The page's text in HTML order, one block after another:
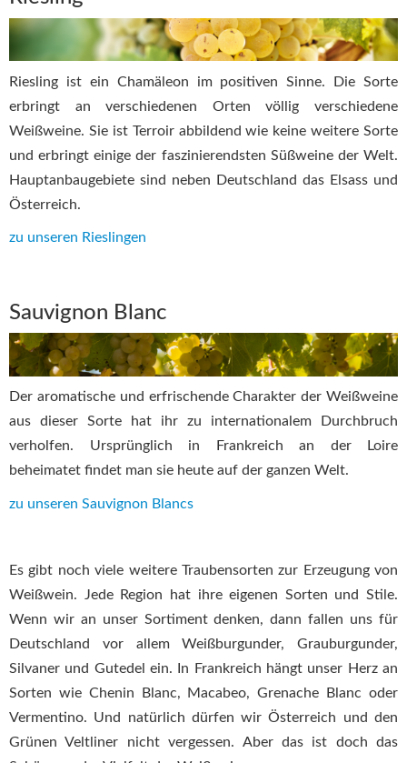
Riesling ist ein Chamäleon im positiven Sinne. Die Sorte
erbringt an verschiedenen Orten völlig verschiedene
Weißweine. Sie ist Terroir abbildend wie keine weitere Sorte
und erbringt einige der faszinierendsten Süßweine der Welt.
Hauptanbaugebiete sind neben Deutschland das Elsass und
Österreich.
zu unseren Rieslingen
Sauvignon Blanc
Der aromatische und erfrischende Charakter der Weißweine
aus dieser Sorte hat ihr zu internationalem Durchbruch
verholfen. Ursprünglich in Frankreich an der Loire
beheimatet findet man sie heute auf der ganzen Welt.
zu unseren Sauvignon Blancs
Es gibt noch viele weitere Traubensorten zur Erzeugung von
Weißwein. Jede Region hat ihre eigenen Sorten und Stile.
Wenn wir an unser Sortiment denken, dann fallen uns für
Deutschland vor allem Weißburgunder, Grauburgunder,
Silvaner und Gutedel ein. In Frankreich hängt unser Herz an
Sorten wie Chenin Blanc, Macabeo, Grenache Blanc oder
Vermentino. Und natürlich dürfen wir Österreich und den
Grünen Veltliner nicht vergessen. Aber das ist doch das